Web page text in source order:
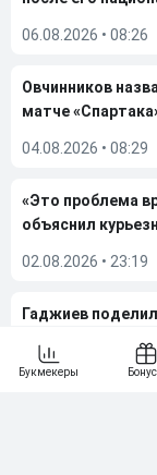
06.08.2026 • 08:26
Овчинников
матче
04.08.2026 • 08:29
«Это проблема
объяснил
02.08.2026 • 23:19
Гаджиев
02.08.2026 07:49